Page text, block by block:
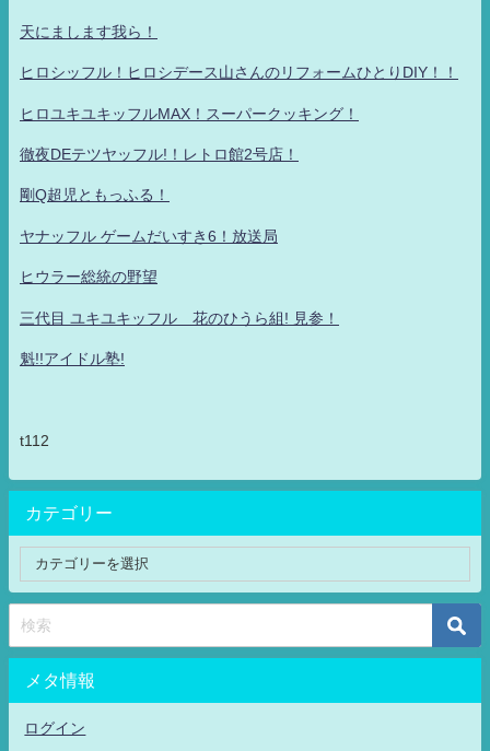
天にまします我ら！
ヒロシッフル！ヒロシデース山さんのリフォームひとりDIY！！
ヒロユキユキッフルMAX！スーパークッキング！
徹夜DEテツヤッフル!！レトロ館2号店！
剛Q超児ともっふる！
ヤナッフル ゲームだいすき6！放送局
ヒウラー総統の野望
三代目 ユキユキッフル 花のひうら組! 見参！
魁!!アイドル塾!
t112
カテゴリー
メタ情報
ログイン